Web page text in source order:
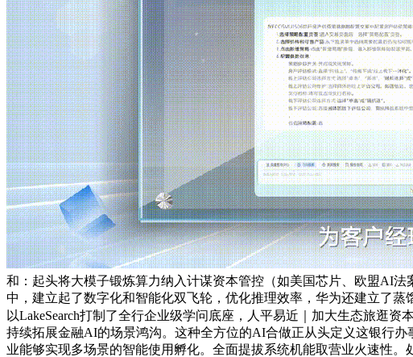
和：起头将大模子锻炼算力纳入计谋资本管控（如美国芯片、欧盟AI
中，建立起了数字化和智能化双飞轮，优化推理效率，华为还建立了
以LakeSearch打制了全行企业级学问底座，人平易近｜加大生态旅逛
持续拓展金融AI的场景鸿沟。这种全方位的AI合做正从头定义这银行
业能够实现多场景的智能使用孵化。全面提拔系统机能取营业火速性